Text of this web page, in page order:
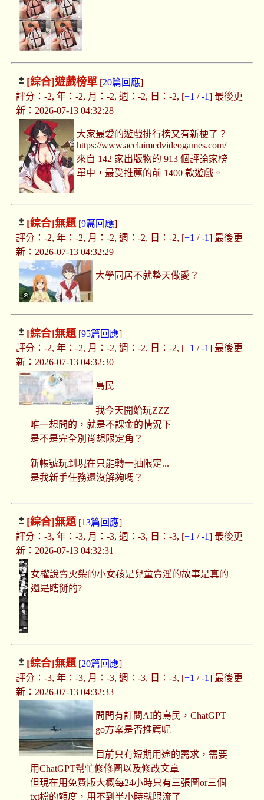
[綜合]遊戲榜單[20篇回應]
評分：-2, 年：-2, 月：-2, 週：-2, 日：-2, [+1 /-1] 最後更
新：2026-07-13 04:32:28
大家最愛的遊戲排行榜又有新梗了？
https://www.acclaimedvideogames.com/
來自 142 家出版物的 913 個評論家榜
單中，最受推薦的前 1400 款遊戲。
[綜合]無題[9篇回應]
評分：-2, 年：-2, 月：-2, 週：-2, 日：-2, [+1 /-1] 最後更
新：2026-07-13 04:32:29
大學同居不就整天做愛？
[綜合]無題[95篇回應]
評分：-2, 年：-2, 月：-2, 週：-2, 日：-2, [+1 /-1] 最後更
新：2026-07-13 04:32:30
島民
我今天開始玩ZZZ
唯一想問的，就是不課金的情況下
是不是完全別肖想限定角？
新帳號玩到現在只能轉一抽限定...
是我新手任務還沒解夠嗎？
[綜合]無題[13篇回應]
評分：-3, 年：-3, 月：-3, 週：-3, 日：-3, [+1 /-1] 最後更
新：2026-07-13 04:32:31
女權說賣火柴的小女孩是兒童賣淫的故事是真的
還是瞎掰的?
[綜合]無題[20篇回應]
評分：-3, 年：-3, 月：-3, 週：-3, 日：-3, [+1 /-1] 最後更
新：2026-07-13 04:32:33
問問有訂閱AI的島民，ChatGPT
go方案是否推薦呢
目前只有短期用途的需求，需要
用ChatGPT幫忙修修圖以及修改文章
但現在用免費版大概每24小時只有三張圖or三個
txt檔的額度，用不到半小時就限流了